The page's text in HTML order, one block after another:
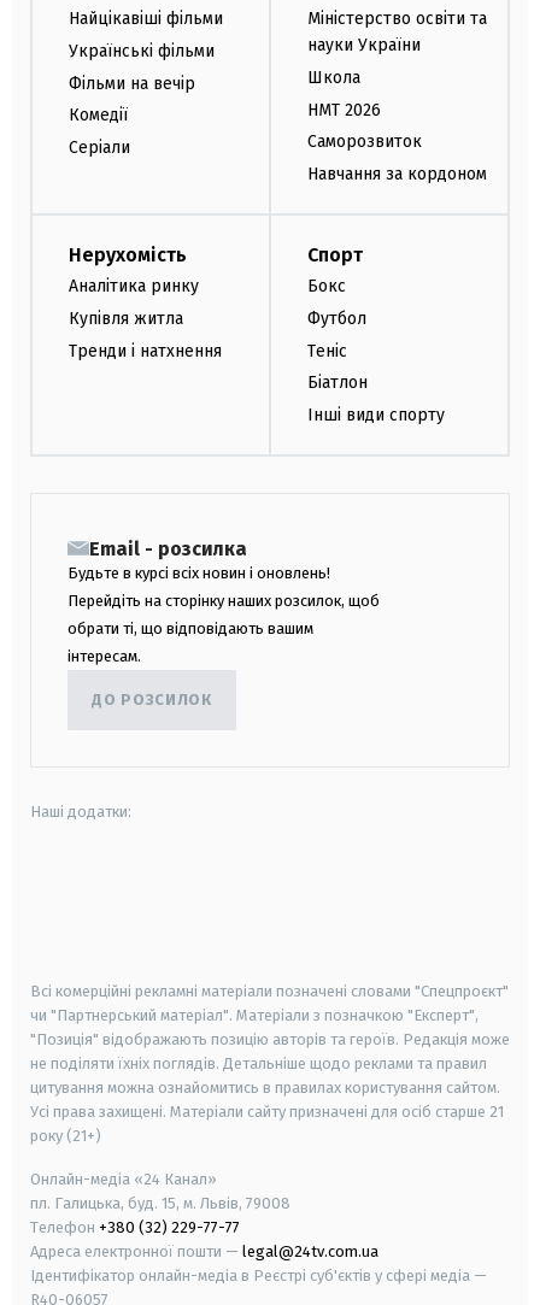
Найцікавіші фільми
Українські фільми
Фільми на вечір
Комедії
Серіали
Міністерство освіти та
науки України
Школа
НМТ 2026
Саморозвиток
Навчання за кордоном
Нерухомість
Аналітика ринку
Купівля житла
Тренди і натхнення
Спорт
Бокс
Футбол
Теніс
Біатлон
Інші види спорту
Email - розсилка
Будьте в курсі всіх новин і оновлень!
Перейдіть на сторінку наших розсилок, щоб
обрати ті, що відповідають вашим
інтересам.
ДО РОЗСИЛОК
Наші додатки:
Всі комерційні рекламні матеріали позначені словами "Спецпроєкт"
чи "Партнерський матеріал". Матеріали з позначкою "Експерт",
"Позиція" відображають позицію авторів та героїв. Редакція може
не поділяти їхніх поглядів. Детальніше щодо реклами та правил
цитування можна ознайомитись в правилах користування сайтом.
Усі права захищені. Матеріали сайту призначені для осіб старше 21
року (21+)
Онлайн-медіа «24 Канал»
пл. Галицька, буд. 15, м. Львів, 79008
Телефон +380 (32) 229-77-77
Адреса електронної пошти — legal@24tv.com.ua
Ідентифікатор онлайн-медіа в Реєстрі суб'єктів у сфері медіа —
R40-06057